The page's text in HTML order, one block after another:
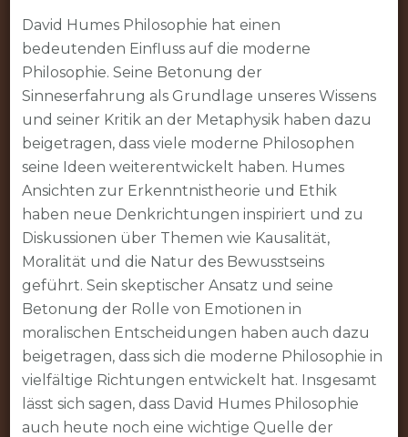
David Humes Philosophie hat einen
bedeutenden Einfluss auf die moderne
Philosophie. Seine Betonung der
Sinneserfahrung als Grundlage unseres Wissens
und seiner Kritik an der Metaphysik haben dazu
beigetragen, dass viele moderne Philosophen
seine Ideen weiterentwickelt haben. Humes
Ansichten zur Erkenntnistheorie und Ethik
haben neue Denkrichtungen inspiriert und zu
Diskussionen über Themen wie Kausalität,
Moralität und die Natur des Bewusstseins
geführt. Sein skeptischer Ansatz und seine
Betonung der Rolle von Emotionen in
moralischen Entscheidungen haben auch dazu
beigetragen, dass sich die moderne Philosophie in
vielfältige Richtungen entwickelt hat. Insgesamt
lässt sich sagen, dass David Humes Philosophie
auch heute noch eine wichtige Quelle der